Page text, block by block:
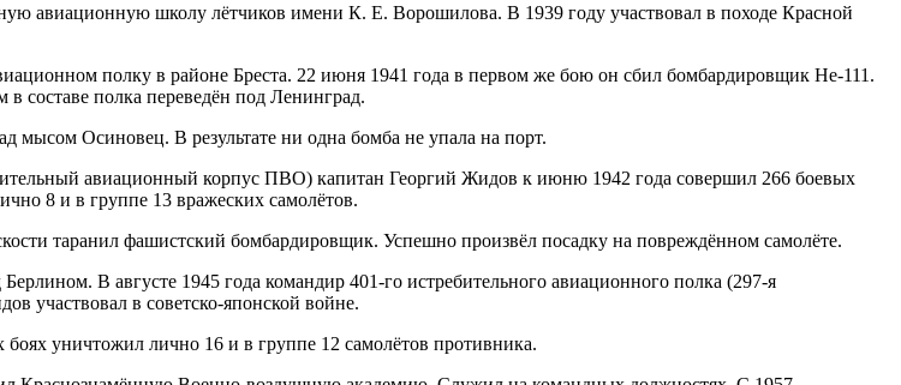
авиационную школу лётчиков имени К. Е. Ворошилова. В 1939 году участвовал в походе Красной
полку в районе Бреста. 22 июня 1941 года в первом же бою он сбил бомбардировщик He-111.
составе полка переведён под Ленинград.
мысом Осиновец. В результате ни одна бомба не упала на порт.
авиационный корпус ПВО) капитан Георгий Жидов к июню 1942 года совершил 266 боевых
8 и в группе 13 вражеских самолётов.
таранил фашистский бомбардировщик. Успешно произвёл посадку на повреждённом самолёте.
В августе 1945 года командир 401-го истребительного авиационного полка (297-я
участвовал в советско-японской войне.
уничтожил лично 16 и в группе 12 самолётов противника.